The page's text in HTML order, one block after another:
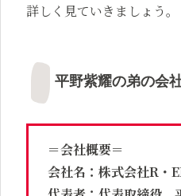
詳しく見ていきましょう。
平野紫耀の弟の会
＝会社概要＝
会社名：株式会社R・